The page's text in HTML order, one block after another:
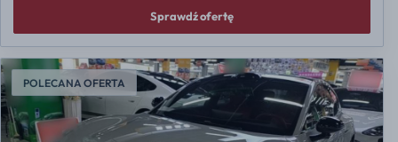
Sprawdź ofertę
POLECANA OFERTA